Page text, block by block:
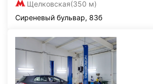
Щелковская(350 м)
Сиреневый бульвар, 83б